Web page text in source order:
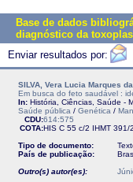
Base de dados
diagnóstico da
Enviar resultados por:
SILVA, Vera Lucia Marques
Em busca do feto saudável :
In: História, Ciências, Saúde -
Saúde pública / Genética /
CDU:614:575
COTA:HIS C 55 c/2 IHMT 391/
Tipo de documento:
País de publicação:
Outro(s) autor(es):